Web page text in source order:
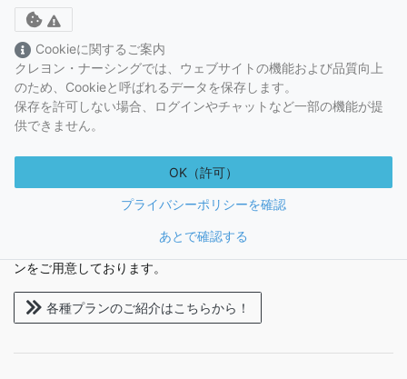
Toggle cookie consent banner
Cookieに関するご案内
クレヨン・ナーシングでは、ウェブサイトの機能および品質向上
のため、Cookieと呼ばれるデータを保存します。
保存を許可しない場合、ログインやチャットなど一部の機能が提
供できません。
OK（許可）
プライバシーポリシーを確認
あとで確認する
#老人性難聴
【ボーダーライン突破講座】
24時限目 P108-113
1
クレヨン・ナーシングでは、学習目的にあわせて選べる受講プラ
ンをご用意しております。
各種プランのご紹介はこちらから！